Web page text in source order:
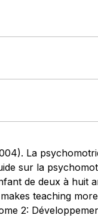
La
sur la
de deux à huit
teaching
2: